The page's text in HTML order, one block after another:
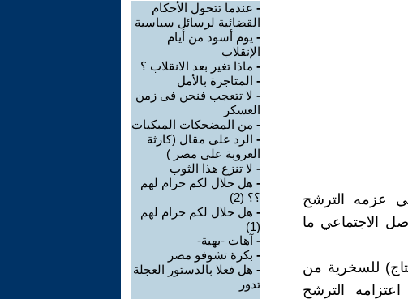
عزمه الترشح
الاجتماعي ما
للسخرية من
الترشح
- عندما تتحول الأحكام
القضائية لرسائل سياسية
- يوم أسود من أيام
الإنقلاب
- ماذا تغير بعد الانقلاب ؟
- المتاجرة بالأمل
- لا تتعجب فنحن فى زمن
العسكر
- من المضحكات المبكيات
- الرد على مقال (كارثة
العروبة على مصر )
- لا تنزع هذا الثوب
- هل حلال لكم حرام لهم
؟؟ (2)
- هل حلال لكم حرام لهم
(1)
- آهات -بهية-
- بكرة تشوفو مصر
- هل فعلا بالدستور العجلة
تدور